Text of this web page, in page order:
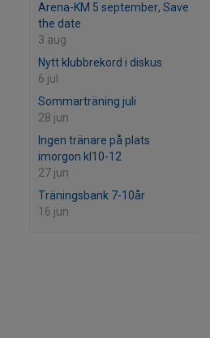
Arena-KM 5 september, Save
the date
3 aug
Nytt klubbrekord i diskus
6 jul
Sommarträning juli
28 jun
Ingen tränare på plats
imorgon kl10-12
27 jun
Träningsbank 7-10år
16 jun